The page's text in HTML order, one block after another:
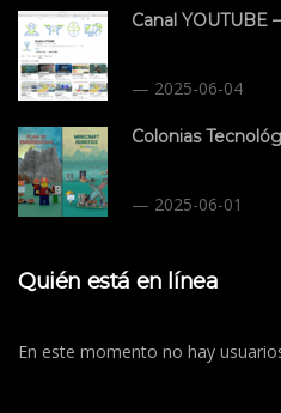
Canal YOUTUBE
2025-06-04
Colonias
2025-06-01
Quién está en línea
En este momento no hay